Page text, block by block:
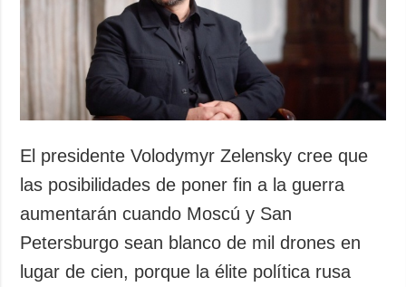
Desastres y
emergencias
ADICIONAL
Podcasts
Publicaciones
Entrevistas
Fotos
Video
SERVICIOS
Suscripción
Banco de
imágenes
El presidente Volodymyr Zelensky cree que
las posibilidades de poner fin a la guerra
aumentarán cuando Moscú y San
Petersburgo sean blanco de mil drones en
lugar de cien, porque la élite política rusa